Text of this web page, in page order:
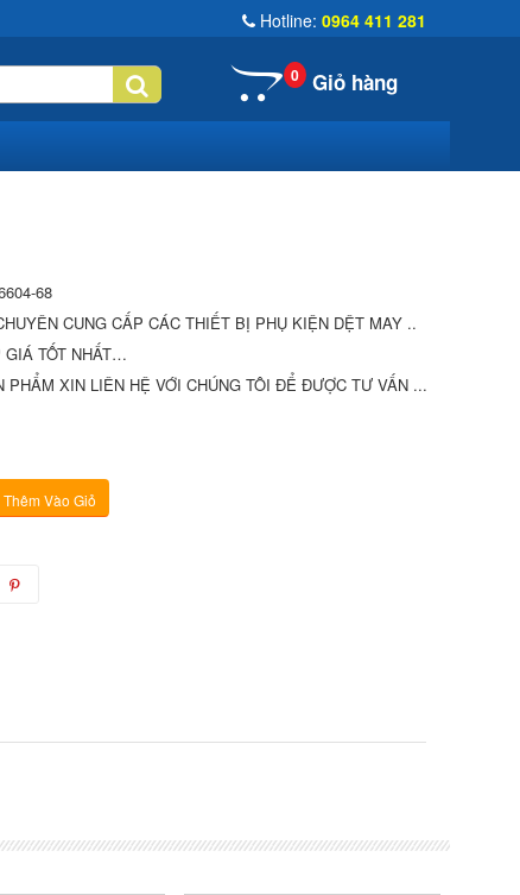
Hotline: 0964 411 281
0 Giỏ hàng
68
CUNG CẤP CÁC THIẾT BỊ PHỤ KIỆN DỆT MAY ..
GIÁ TỐT NHẤT…
PHẨM XIN LIÊN HỆ VỚI CHÚNG TÔI ĐỂ ĐƯỢC TƯ VẤN ...
Thêm Vào Giỏ